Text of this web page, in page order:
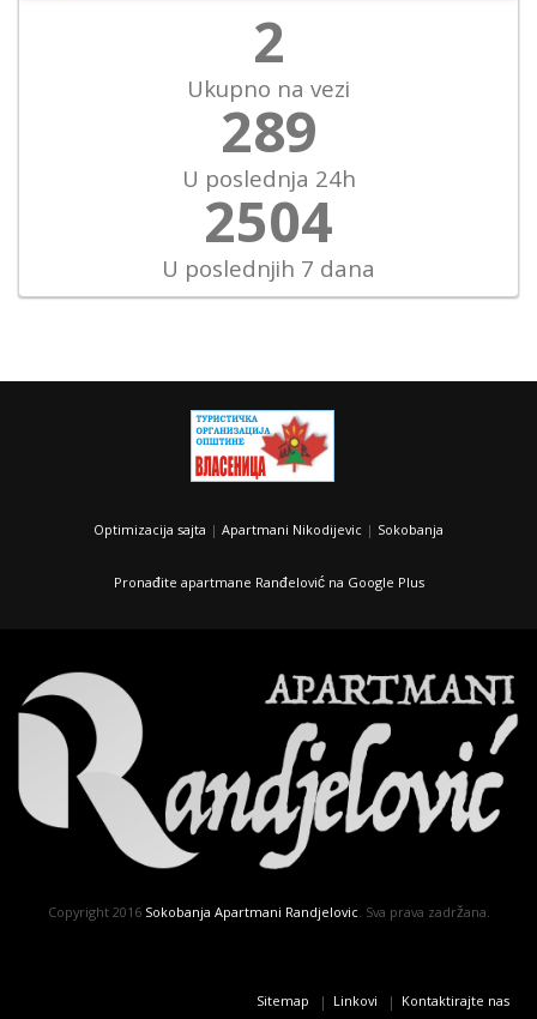
2
Ukupno na vezi
321
U poslednja 24h
2782
U poslednjih 7 dana
Optimizacija sajta | Apartmani Nikodijevic | Sokobanja
Pronađite apartmane Ranđelović na Google Plus
Copyright 2016 Sokobanja Apartmani Randjelovic. Sva prava zadržana.
Sitemap Linkovi Kontaktirajte nas